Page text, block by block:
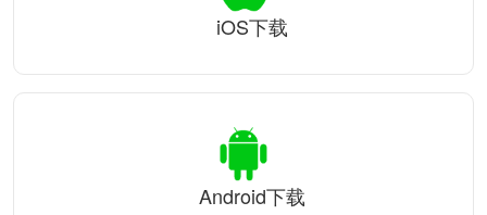
iOS下载
Android下载